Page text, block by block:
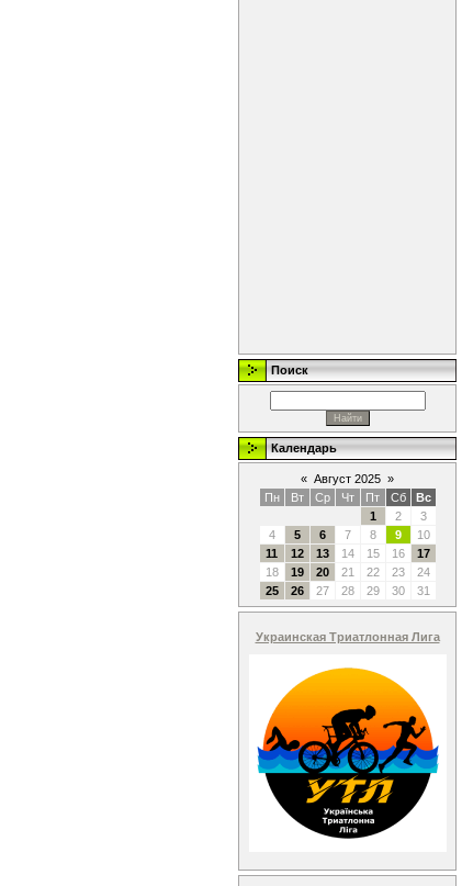
Поиск
Календарь
« Август 2025 »
Пн
Вт Ср Чт Пт Сб
Вс
1
2
3
4
5 6 7 8 9
10
11
12 13 14 15 16
17
18
19 20 21 22 23
24
25
26 27 28 29 30 31
Украинская Триатлонная Лига